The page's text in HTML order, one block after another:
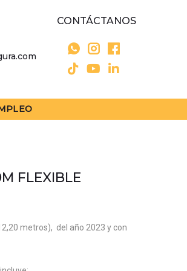
CONTÁCTANOS
FLEXIBLE
metros), del año 2023 y con